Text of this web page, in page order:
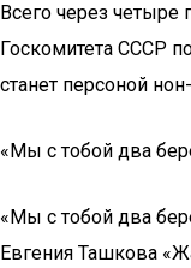
Всего через четыре
Госкомитета СССР
станет персоной
«Мы с тобой два
«Мы с тобой два
Евгения Ташкова